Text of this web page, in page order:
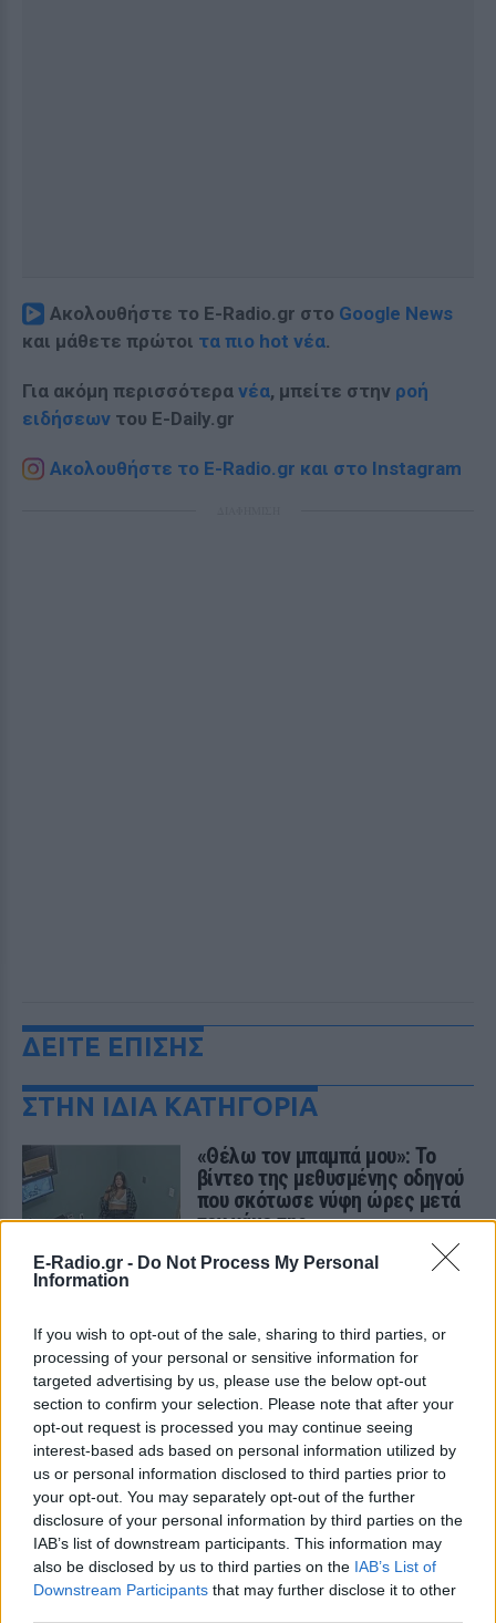
E-Radio.gr - Do Not Process My Personal
Information
If you wish to opt-out of the sale, sharing to third parties, or
processing of your personal or sensitive information for
targeted advertising by us, please use the below opt-out
section to confirm your selection. Please note that after your
opt-out request is processed you may continue seeing
interest-based ads based on personal information utilized by
us or personal information disclosed to third parties prior to
your opt-out. You may separately opt-out of the further
disclosure of your personal information by third parties on the
IAB’s list of downstream participants. This information may
also be disclosed by us to third parties on the IAB’s List of
Downstream Participants that may further disclose it to other
Ακολουθήστε το E-Radio.gr στο Google News
και μάθετε πρώτοι τα πιο hot νέα.
Για ακόμη περισσότερα νέα, μπείτε στην ροή
ειδήσεων του E-Daily.gr
Ακολουθήστε το E-Radio.gr και στο Instagram
ΔΕΙΤΕ ΕΠΙΣΗΣ
ΣΤΗΝ ΙΔΙΑ ΚΑΤΗΓΟΡΙΑ
«Θέλω τον μπαμπά μου»: Το
βίντεο της μεθυσμένης οδηγού
που σκότωσε νύφη ώρες μετά
τον γάμο της
Folly Beach - τώρα νέο υλικό από το
αστυνομικό τμήμα αποκαλύπτει τη
συμπεριφορά της λίγο μετά τη μοιραία
σύγκρουση
Τροχαίο στις Σέρρες: «Έχασα τη
γυναίκα και το παιδί μου, τα
έχασα όλα» ‑ Ο πόνος του
πατέρα
ΣΉΜΕΡΑ
Μητέρα 43 ετών και ο 21χρονος γιος της
σκοτώθηκαν σε μετωπική σύγκρουση με
φορτηγό στην επαρχιακή οδό Αμφίπολης
– Δράμας, κοντά στην Παλαιοκώμη.